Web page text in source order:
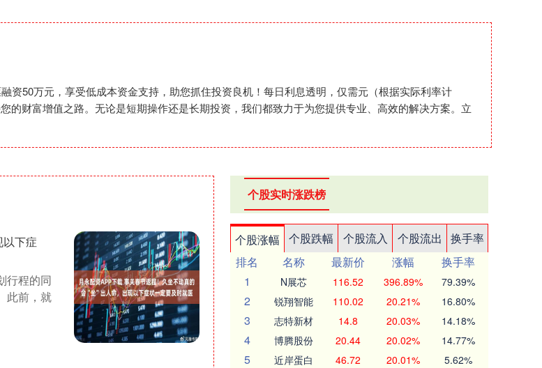
资50万元，享受低成本资金支持，助您抓住投资良机！每日利息透明，仅需元（根据实际利率计
的财富增值之路。无论是短期操作还是长期投资，我们都致力于为您提供专业、高效的解决方案。立
以下症
行程的同
此前，就
个股实时涨跌榜
个股涨幅 个股跌幅 个股流入 个股流出
换手率
排名
名称 最新价 涨幅
换手率
1
N展芯 116.52 396.89% 79.39%
2 锐翔智能 110.02 20.21% 16.80%
3 志特新材 14.8 20.03% 14.18%
4 博腾股份 20.44 20.02% 14.77%
5 近岸蛋白 46.72 20.01% 5.62%